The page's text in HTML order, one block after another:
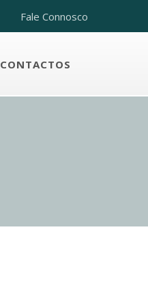
Fale Connosco
CONTACTOS